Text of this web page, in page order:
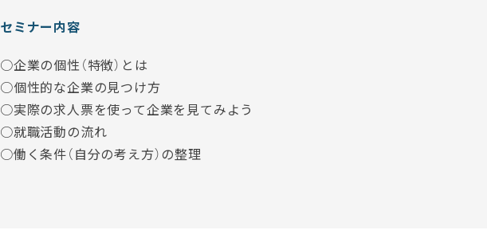
セミナー内容
○企業の個性（特徴）とは
○個性的な企業の見つけ方
○実際の求人票を使って企業を見てみよう
○就職活動の流れ
○働く条件（自分の考え方）の整理